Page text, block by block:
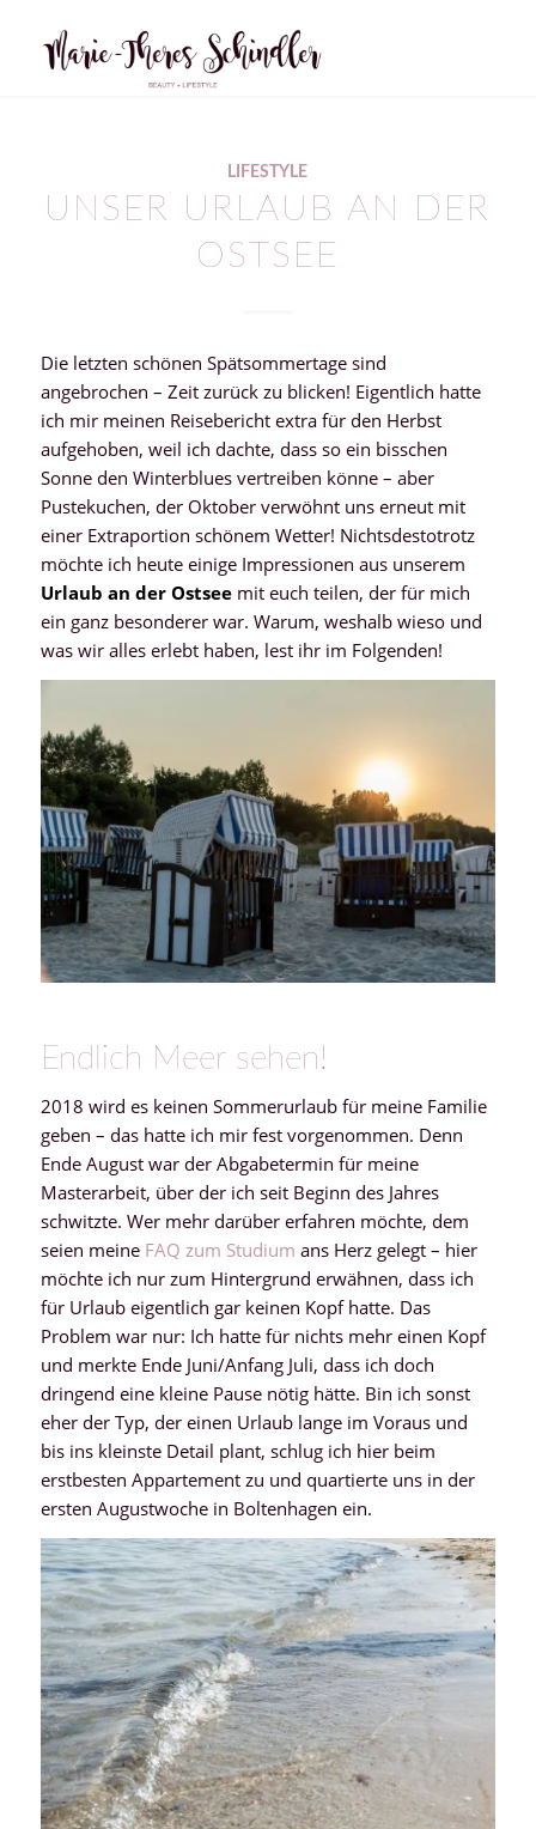
LIFESTYLE
UNSER URLAUB AN DER
OSTSEE
Die letzten schönen Spätsommertage sind
angebrochen – Zeit zurück zu blicken! Eigentlich hatte
ich mir meinen Reisebericht extra für den Herbst
aufgehoben, weil ich dachte, dass so ein bisschen
Sonne den Winterblues vertreiben könne – aber
Pustekuchen, der Oktober verwöhnt uns erneut mit
einer Extraportion schönem Wetter! Nichtsdestotrotz
möchte ich heute einige Impressionen aus unserem
Urlaub an der Ostseemit euch teilen, der für mich
ein ganz besonderer war. Warum, weshalb wieso und
was wir alles erlebt haben, lest ihr im Folgenden!
Endlich Meer sehen!
2018 wird es keinen Sommerurlaub für meine Familie
geben – das hatte ich mir fest vorgenommen. Denn
Ende August war der Abgabetermin für meine
Masterarbeit, über der ich seit Beginn des Jahres
schwitzte. Wer mehr darüber erfahren möchte, dem
seien meine FAQ zum Studium ans Herz gelegt – hier
möchte ich nur zum Hintergrund erwähnen, dass ich
für Urlaub eigentlich gar keinen Kopf hatte. Das
Problem war nur: Ich hatte für nichts mehr einen Kopf
und merkte Ende Juni/Anfang Juli, dass ich doch
dringend eine kleine Pause nötig hätte. Bin ich sonst
eher der Typ, der einen Urlaub lange im Voraus und
bis ins kleinste Detail plant, schlug ich hier beim
erstbesten Appartement zu und quartierte uns in der
ersten Augustwoche in Boltenhagen ein.